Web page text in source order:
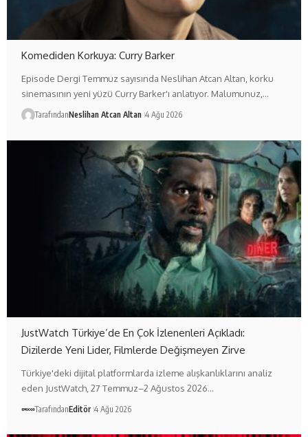
Komediden Korkuya: Curry Barker
Episode Dergi Temmuz sayısında Neslihan Atcan Altan, korku
sinemasının yeni yüzü Curry Barker'ı anlatıyor. Malumunuz,…
TarafındanNeslihan Atcan Altan 4 Ağu 2026
JustWatch Türkiye’de En Çok İzlenenleri Açıkladı:
Dizilerde Yeni Lider, Filmlerde Değişmeyen Zirve
Türkiye'deki dijital platformlarda izleme alışkanlıklarını analiz
eden JustWatch, 27 Temmuz–2 Ağustos 2026…
TarafındanEditör 4 Ağu 2026